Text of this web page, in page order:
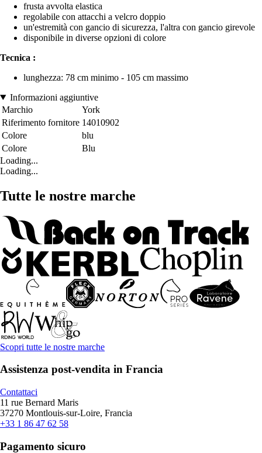
frusta avvolta elastica
regolabile con attacchi a velcro doppio
un'estremità con gancio di sicurezza, l'altra con gancio girevole
disponibile in diverse opzioni di colore
Tecnica :
lunghezza: 78 cm minimo - 105 cm massimo
Informazioni aggiuntive
Marchio
York
Riferimento fornitore 14010902
Colore
blu
Colore
Blu
Loading...
Loading...
Tutte le nostre marche
Scopri tutte le nostre marche
Assistenza post-vendita in Francia
Contattaci
11 rue Bernard Maris
37270 Montlouis-sur-Loire, Francia
+33 1 86 47 62 58
Pagamento sicuro